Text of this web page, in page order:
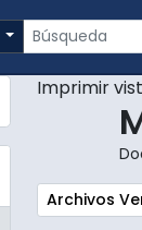
Search options
Imprimir
Remove
Archivos